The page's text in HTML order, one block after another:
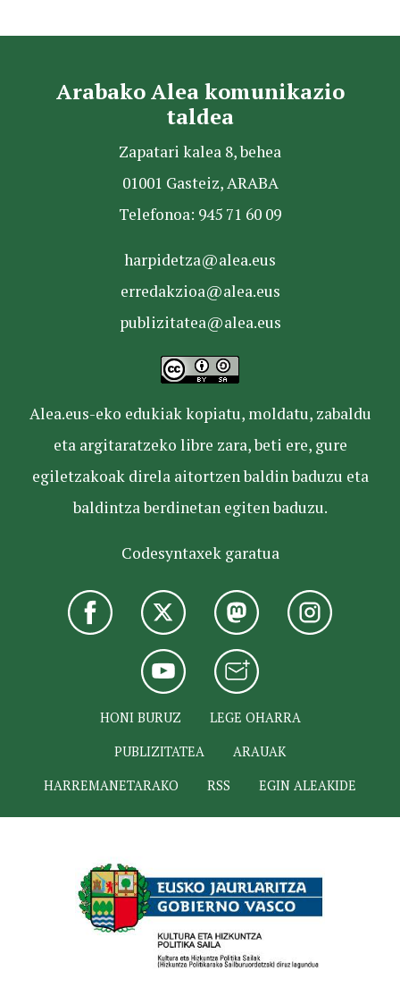
Arabako Alea komunikazio
taldea
Zapatari kalea 8, behea
01001 Gasteiz, ARABA
Telefonoa: 945 71 60 09
harpidetza@alea.eus
erredakzioa@alea.eus
publizitatea@alea.eus
Alea.eus-eko edukiak kopiatu, moldatu, zabaldu
eta argitaratzeko libre zara, beti ere, gure
egiletzakoak direla aitortzen baldin baduzu eta
baldintza berdinetan egiten baduzu.
Codesyntaxek garatua
HONI BURUZ
LEGE OHARRA
PUBLIZITATEA
ARAUAK
HARREMANETARAKO
RSS EGIN ALEAKIDE